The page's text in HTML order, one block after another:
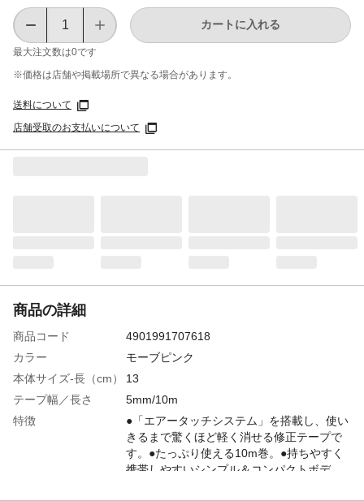
最大注文数は0です
カートに入れる
※価格は​店舗や​掲載場所で​異なる​場合が​あります。
送料について
店舗受取のお支払いについて
商品の詳細
商品コード
4901991707618
カラー
モーブピンク
本体サイズ-長（cm）
13
テープ幅／長さ
5mm/10m
特徴
●「エアータッチシステム」を搭載し、使い
きるまで驚くほど軽く消せる修正テープで
す。●たっぷり使える10m巻。●持ちやすく
携帯しやすいシンプル＆コンパクトボデ